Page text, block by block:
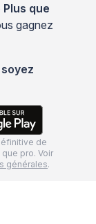
que
gagnez
de
pro. Voir
générales.